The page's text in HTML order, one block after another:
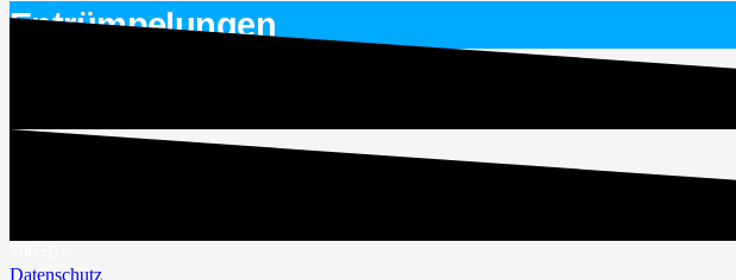
Entrümpelungen
service@elbe-umzuege.de
Datenschutz